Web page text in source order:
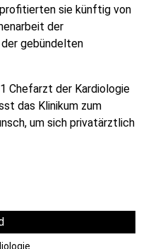
sie künftig von
der
gebündelten
Chefarzt der Kardiologie
das Klinikum zum
um sich privatärztlich